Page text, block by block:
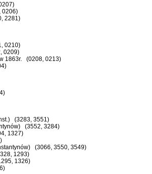
0206)
2281)
0210)
0209)
1863r. (0208, 0213)
(3283, 3551)
(3552, 3284)
1327)
(3066, 3550, 3549)
1293)
1326)